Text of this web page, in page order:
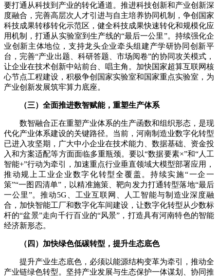
要打通从科技到产业的转化通道。推进科技创新和产业创新深
度融合，完善高层次人才引进与自主培养协同机制，争创国家
科技成果转移转化示范区，健全科技成果快速转化和规模化应
用机制，打通从实验室到生产线的“最后一公里”。持续强化企
业创新主体地位，支持龙头企业牵头组建产学研协同创新平
台，完善“产业出题、科研答题、市场阅卷”的协同攻关模式，
让企业在技术创新中站前台、唱主角。加快国家超算互联网核
心节点工程建设，积极争创国家实验室和国家重点实验室，为
产业创新发展筑牢算力底座。
（三）全面推进数智赋能，重塑生产体系
数智融合正在重塑产业体系的生产函数和组织形态，是现
代化产业体系建设的关键路径。当前，河南制造业数字化转型
已进入攻坚期，广大中小企业在技术能力、数据基础、资金投
入和方案适配等方面面临多重瓶颈。要以“数据要素×”和“人工
智能+”行动为牵引，加速重点行业垂直领域大模型部署应用，
推动规上工业企业数字化转型全覆盖。持续实施“一企一
策”“一图四清单”，以精准施策、靶向发力打通转型落地“最后
一公里”。推动5G、工业互联网、人工智能与制造业深度融
合，加快智能工厂和数字化车间建设，让数字化转型从少数标
杆的“盆景”走向千行百业的“风景”，打造具有河南特色的智能
经济新形态。
（四）加快绿色低碳转型，提升生态底色
提升产业生态底色，必须以能源结构变革为牵引，推动全
产业链绿色转型。坚持产业发展与生态保护一体谋划、协同推